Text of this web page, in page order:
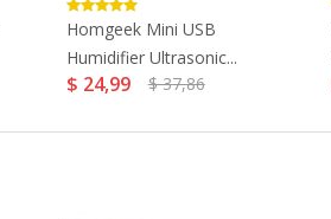
Homgeek Mini USB
Humidifier Ultrasonic...
$ 24,99 $ 37,86